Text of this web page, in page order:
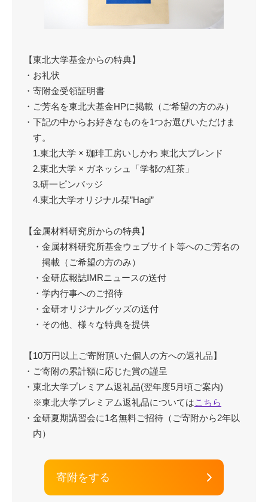
【東北大学基金からの特典】
・お礼状
・寄附金受領証明書
・ご芳名を東北大基金HPに掲載（ご希望の方のみ）
・下記の中からお好きなものを1つお選びいただけま
す。
1.東北大学 × 珈琲工房いしかわ 東北大ブレンド
2.東北大学 × ガネッシュ「学都の紅茶」
3.研一ピンバッジ
4.東北大学オリジナル栞”Hagi”
【金属材料研究所からの特典】
・金属材料研究所基金ウェブサイト等へのご芳名の
掲載（ご希望の方のみ）
・金研広報誌IMRニュースの送付
・学内行事へのご招待
・金研オリジナルグッズの送付
・その他、様々な特典を提供
【10万円以上ご寄附頂いた個人の方への返礼品】
・ご寄附の累計額に応じた賞の謹呈
・東北大学プレミアム返礼品(翌年度5月頃ご案内)
※東北大学プレミアム返礼品についてはこちら
・金研夏期講習会に1名無料ご招待（ご寄附から2年以
内）
寄附をする